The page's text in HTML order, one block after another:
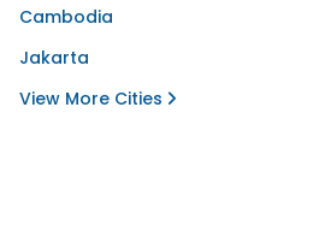
Cambodia
Jakarta
View More Cities